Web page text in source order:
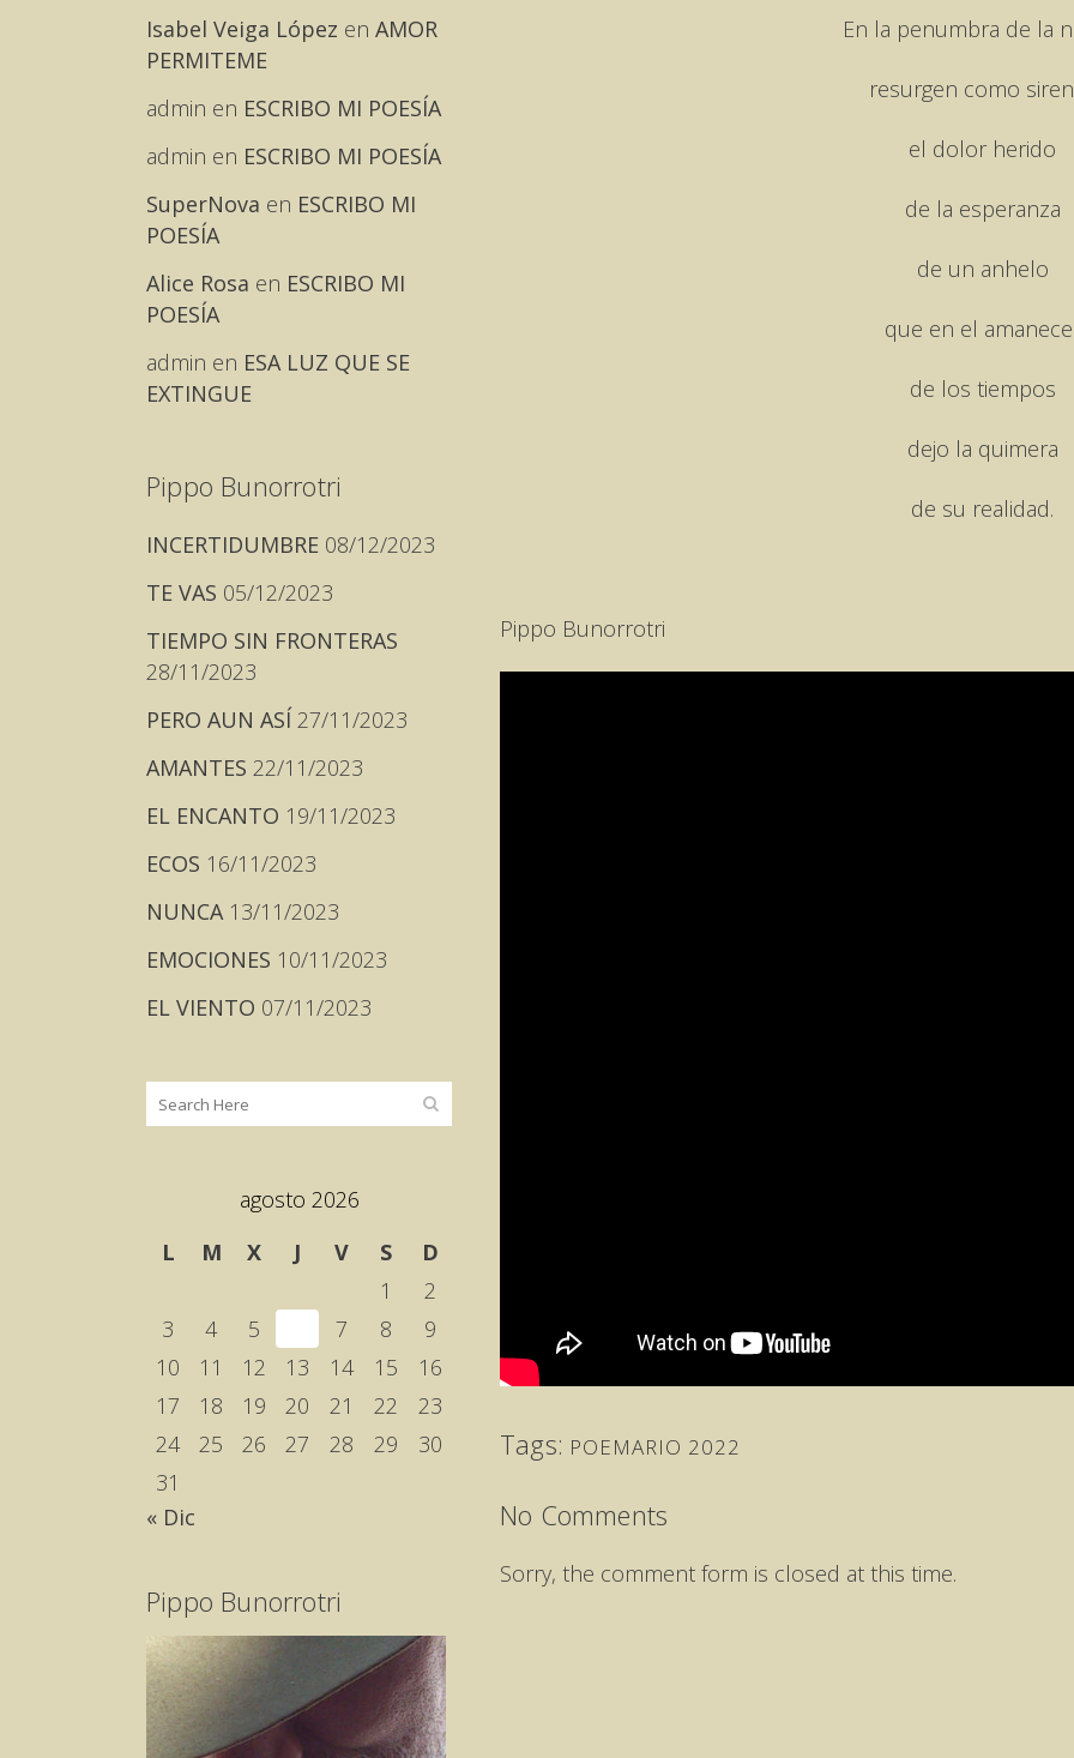
Isabel Veiga López en AMOR
PERMITEME
admin en ESCRIBO MI POESÍA
admin en ESCRIBO MI POESÍA
SuperNova en ESCRIBO MI
POESÍA
Alice Rosa en ESCRIBO MI
POESÍA
admin en ESA LUZ QUE SE
EXTINGUE
Pippo Bunorrotri
INCERTIDUMBRE 08/12/2023
TE VAS 05/12/2023
TIEMPO SIN FRONTERAS
28/11/2023
PERO AUN ASÍ 27/11/2023
AMANTES 22/11/2023
EL ENCANTO 19/11/2023
ECOS 16/11/2023
NUNCA 13/11/2023
EMOCIONES 10/11/2023
EL VIENTO 07/11/2023
agosto 2026
L
M X J V S
D
1
2
3
4 5 7 8
9
10
11 12 13 14 15
16
17
18 19 20 21 22
23
24
25 26 27 28 29
30
31
« Dic
Pippo Bunorrotri
En la penumbra de la
resurgen como
el dolor herido
de la esperanza
de un anhelo
que en el
de los tiempos
dejo la quimera
de su realidad.
Pippo Bunorrotri
Tags: POEMARIO 2022
No Comments
Sorry, the comment form is closed at this time.